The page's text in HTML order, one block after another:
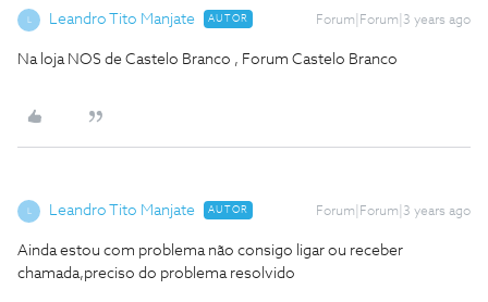
Leandro Tito Manjate AUTOR Forum|Forum|3 years ago
Na loja NOS de Castelo Branco , Forum Castelo Branco
Leandro Tito Manjate AUTOR Forum|Forum|3 years ago
Ainda estou com problema não consigo ligar ou receber
chamada,preciso do problema resolvido